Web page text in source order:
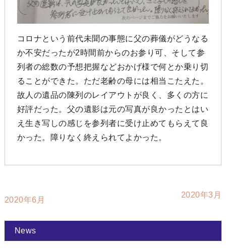
コロナという前代未聞の事態に父の葬儀がどうなる
か不安だったが2時間前からのお参り可、そして参
列者の総数の予想把握などおかげ様で何とか乗り切
ることができた。ただ老齢の母には相当こたえた。
故人の遺品の陳列のレイアウトが良く、多くの方に
好評だった。父の遺影は元の写真が良かったとはい
え生き写しの感じを参列者に受け止めてもらえて良
かった。障りなく終えられてよかった。
2020年6月
2020年3月
News